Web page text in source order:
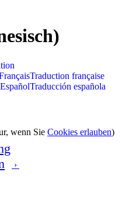
Traduction française
EspañolTraducción española
wenn Sie Cookies erlauben)
›